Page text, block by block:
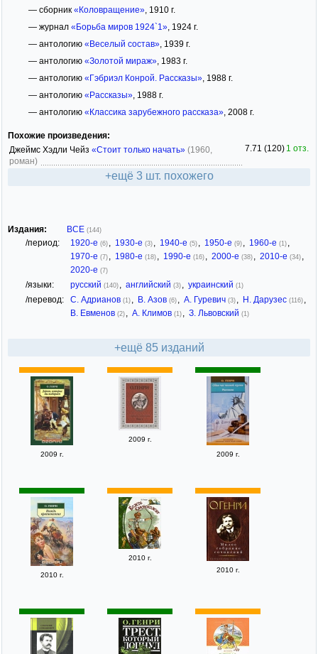
— сборник «Коловращение», 1910 г.
— журнал «Борьба миров 1924`1», 1924 г.
— антологию «Веселый состав», 1939 г.
— антологию «Золотой мираж», 1983 г.
— антологию «Гэбриэл Конрой. Рассказы», 1988 г.
— антологию «Рассказы», 1988 г.
— антологию «Классика зарубежного рассказа», 2008 г.
Похожие произведения:
Джеймс Хэдли Чейз «Стоит только начать» (1960,
роман)
7.71 (120) 1 отз.
+ещё 3 шт. похожего
Издания: ВСЕ (144)
/период: 1920-е (6) , 1930-е (3) , 1940-е (5) , 1950-е (9) , 1960-е (1) ,
1970-е (7) , 1980-е (18) , 1990-е (16) , 2000-е (38) , 2010-е (34) ,
2020-е (7)
/языки: русский (140) , английский (3) , украинский (1)
/перевод: С. Адрианов (1) , В. Азов (6) , А. Гуревич (3) , Н. Дарузес (116) ,
В. Евменов (2) , А. Климов (1) , З. Львовский (1)
+ещё 85 изданий
2009 г.
2009 г.
2009 г.
2010 г.
2010 г.
2010 г.